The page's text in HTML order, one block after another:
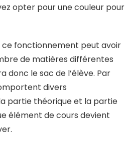
opter pour une couleur pour
fonctionnement peut avoir
de matières différentes
donc le sac de l’élève. Par
divers
partie théorique et la partie
élément de cours devient